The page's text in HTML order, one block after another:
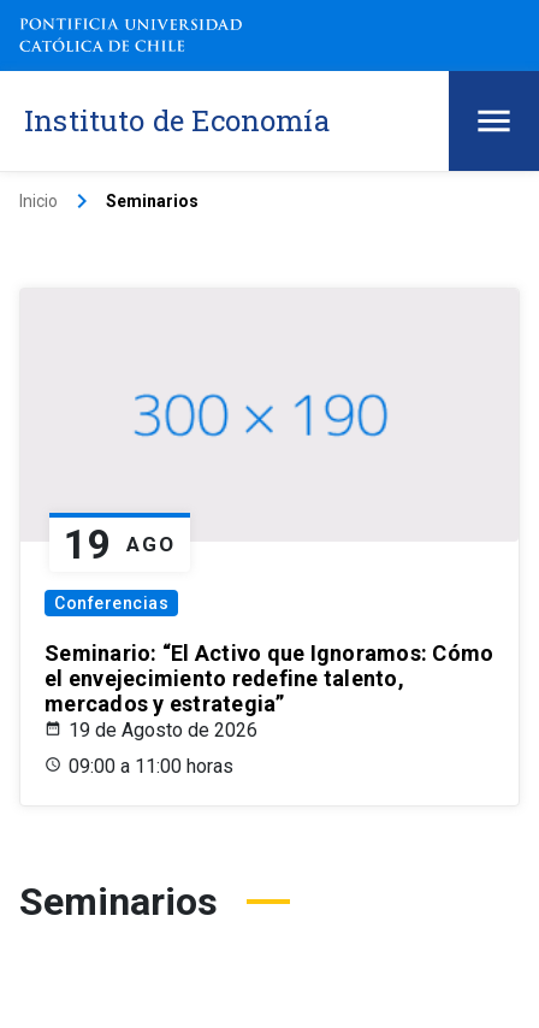
Instituto de Economía
Inicio keyboard_arrow_right Seminarios
19 AGO
Conferencias
Seminario: “El Activo que Ignoramos: Cómo
el envejecimiento redefine talento,
mercados y estrategia”
19 de Agosto de 2026
09:00 a 11:00 horas
Seminarios